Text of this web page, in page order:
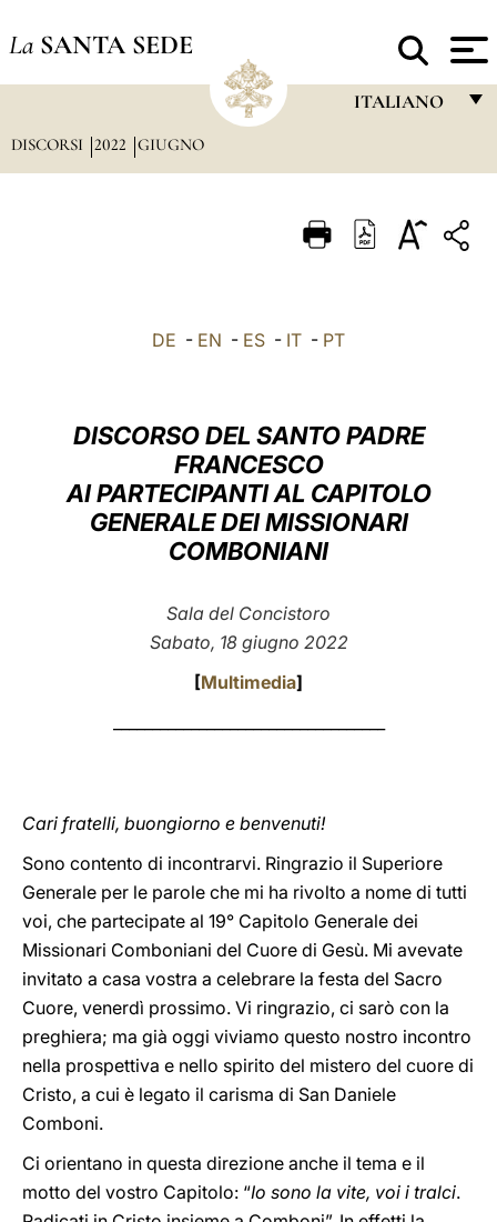
La SANTA SEDE
ITALIANO
ITALIANO
العربيّة
中文
LATINE
DISCORSI 2022 GIUGNO
DE - EN - ES - IT - PT
DISCORSO DEL SANTO PADRE
FRANCESCO
AI PARTECIPANTI AL CAPITOLO
GENERALE DEI MISSIONARI
COMBONIANI
Sala del Concistoro
Sabato, 18 giugno 2022
[Multimedia]
Cari fratelli, buongiorno e benvenuti!
Sono contento di incontrarvi. Ringrazio il Superiore
Generale per le parole che mi ha rivolto a nome di tutti
voi, che partecipate al 19° Capitolo Generale dei
Missionari Comboniani del Cuore di Gesù. Mi avevate
invitato a casa vostra a celebrare la festa del Sacro
Cuore, venerdì prossimo. Vi ringrazio, ci sarò con la
preghiera; ma già oggi viviamo questo nostro incontro
nella prospettiva e nello spirito del mistero del cuore di
Cristo, a cui è legato il carisma di San Daniele
Comboni.
Ci orientano in questa direzione anche il tema e il
motto del vostro Capitolo: “Io sono la vite, voi i tralci.